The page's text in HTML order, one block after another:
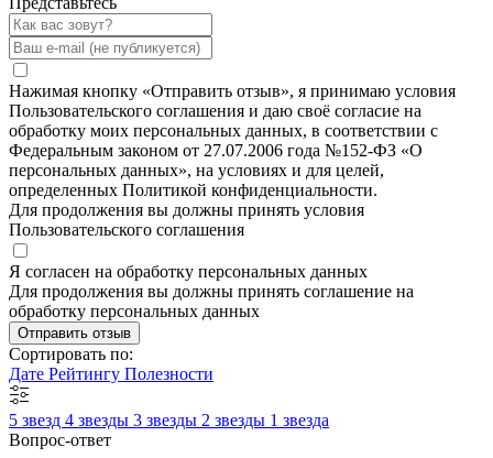
Нажимая кнопку «Отправить отзыв», я принимаю условия
Пользовательского соглашения и даю своё согласие на
обработку моих персональных данных, в соответствии с
Федеральным законом от 27.07.2006 года №152-ФЗ «О
персональных данных», на условиях и для целей,
определенных Политикой конфиденциальности.
Для продолжения вы должны принять условия
Пользовательского соглашения
Я согласен на обработку персональных данных
Для продолжения вы должны принять соглашение на
обработку персональных данных
Отправить отзыв
Сортировать по:
Дате Рейтингу Полезности
5 звезд 4 звезды 3 звезды 2 звезды 1 звезда
Вопрос-ответ